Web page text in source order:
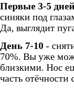
Первые 3-5 дней
синяки под
Да, выглядит
День 7-10 -
70%. Вы уже
близкими. Нос
часть отёчности